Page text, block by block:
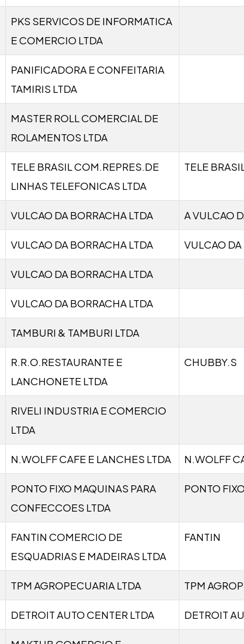
PKS SERVICOS DE INFORMATICA
E COMERCIO LTDA
PANIFICADORA E CONFEITARIA
TAMIRIS LTDA
MASTER ROLL COMERCIAL DE
ROLAMENTOS LTDA
TELE BRASIL COM.REPRES.DE
LINHAS TELEFONICAS LTDA
TELE
VULCAO DA BORRACHA LTDA A VULCAO
VULCAO DA BORRACHA LTDA VULCAO
VULCAO DA BORRACHA LTDA
VULCAO DA BORRACHA LTDA
TAMBURI & TAMBURI LTDA
R.R.O.RESTAURANTE E
LANCHONETE LTDA
CHUBBY.S
RIVELI INDUSTRIA E COMERCIO
LTDA
N.WOLFF CAFE E LANCHES LTDA N.WOLFF
PONTO FIXO MAQUINAS PARA
CONFECCOES LTDA
PONTO
FANTIN COMERCIO DE
ESQUADRIAS E MADEIRAS LTDA
FANTIN
TPM AGROPECUARIA LTDA TPM
DETROIT AUTO CENTER LTDA DETROIT